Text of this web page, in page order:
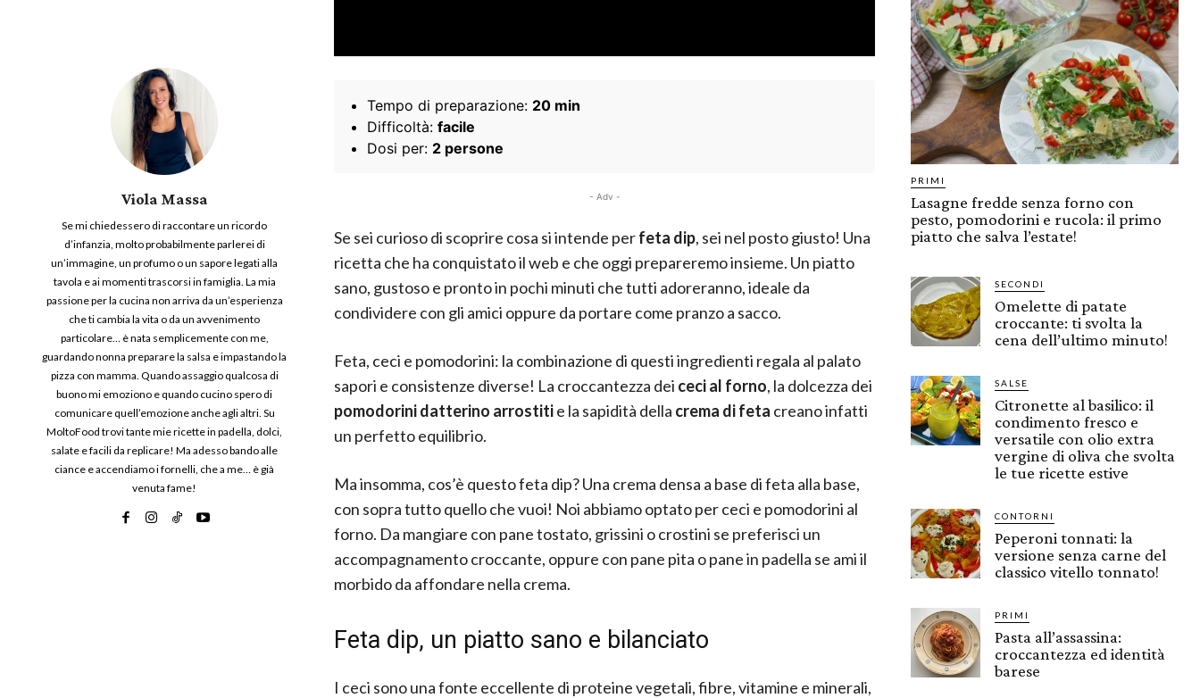
Viola Massa
Se mi chiedessero di raccontare un ricordo
d’infanzia, molto probabilmente parlerei di
un’immagine, un profumo o un sapore legati alla
tavola e ai momenti trascorsi in famiglia. La mia
passione per la cucina non arriva da un’esperienza
che ti cambia la vita o da un avvenimento
particolare… è nata semplicemente con me,
guardando nonna preparare la salsa e impastando la
pizza con mamma. Quando assaggio qualcosa di
buono mi emoziono e quando cucino spero di
comunicare quell’emozione anche agli altri. Su
MoltoFood trovi tante mie ricette in padella, dolci,
salate e facili da replicare! Ma adesso bando alle
ciance e accendiamo i fornelli, che a me… è già
venuta fame!
Tempo di preparazione: 20 min
Difficoltà: facile
Dosi per: 2 persone
- Adv -
Se sei curioso di scoprire cosa si intende perfeta dip, sei nel posto giusto! Una
ricetta che ha conquistato il web e che oggi prepareremo insieme. Un piatto
sano, gustoso e pronto in pochi minuti che tutti adoreranno, ideale da
condividere con gli amici oppure da portare come pranzo a sacco.
Feta, ceci e pomodorini: la combinazione di questi ingredienti regala al palato
sapori e consistenze diverse! La croccantezza dei ceci al forno, la dolcezza dei
pomodorini datterino arrostitie la sapidità della crema di feta creano infatti
un perfetto equilibrio.
Ma insomma, cos’è questo feta dip? Una crema densa a base di feta alla base,
con sopra tutto quello che vuoi! Noi abbiamo optato per ceci e pomodorini al
forno. Da mangiare con pane tostato, grissini o crostini se preferisci un
accompagnamento croccante, oppure con pane pita o pane in padella se ami il
morbido da affondare nella crema.
Feta dip, un piatto sano e bilanciato
I ceci sono una fonte eccellente di proteine vegetali, fibre, vitamine e minerali,
PRIMI
Lasagne fredde senza forno con
pesto, pomodorini e rucola: il primo
piatto che salva l’estate!
SECONDI
Omelette di patate
croccante: ti svolta la
cena dell’ultimo minuto!
SALSE
Citronette al basilico: il
condimento fresco e
versatile con olio extra
vergine di oliva che svolta
le tue ricette estive
CONTORNI
Peperoni tonnati: la
versione senza carne del
classico vitello tonnato!
PRIMI
Pasta all’assassina:
croccantezza ed identità
barese